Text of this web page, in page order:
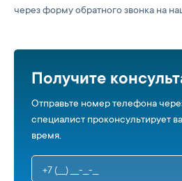
через форму обратного звонка на
Получите
Отправьте номер телефона
специалист проконсультирует
время.